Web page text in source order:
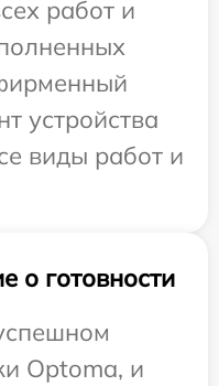
работ и
устройства
виды работ и
о готовности
Optoma, и